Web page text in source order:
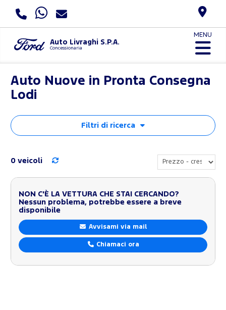
Auto Livraghi S.P.A.
Concessionaria
MENU
Auto Nuove in Pronta Consegna
Lodi
Filtri di ricerca
0 veicoli
NON C'È LA VETTURA CHE STAI CERCANDO?
Nessun problema, potrebbe essere a breve
disponibile
Avvisami via mail
Chiamaci ora